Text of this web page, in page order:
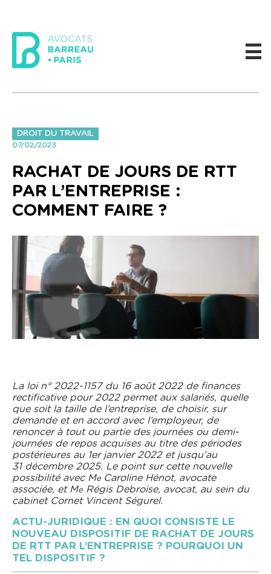
DROIT DU TRAVAIL
07/02/2023
RACHAT DE JOURS DE RTT
PAR L’ENTREPRISE :
COMMENT FAIRE ?
La loi n° 2022-1157 du 16 août 2022 de finances
rectificative pour 2022 permet aux salariés, quelle
que soit la taille de l’entreprise, de choisir, sur
demande et en accord avec l’employeur, de
renoncer à tout ou partie des journées ou demi-
journées de repos acquises au titre des périodes
postérieures au 1er janvier 2022 et jusqu’au
31 décembre 2025. Le point sur cette nouvelle
possibilité avec Me Caroline Hénot, avocate
associée, et MeRégis Debroise, avocat, au sein du
cabinet Cornet Vincent Ségurel.
ACTU-JURIDIQUE : EN QUOI CONSISTE LE
NOUVEAU DISPOSITIF DE RACHAT DE JOURS
DE RTT PAR L’ENTREPRISE ? POURQUOI UN
TEL DISPOSITIF ?